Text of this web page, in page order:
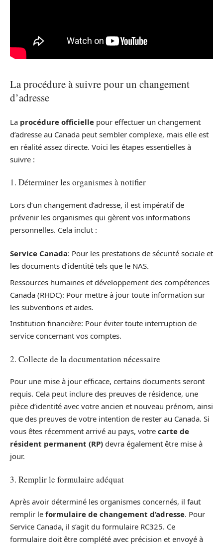
La procédure à suivre pour un changement
d’adresse
La procédure officielle pour effectuer un changement
d’adresse au Canada peut sembler complexe, mais elle est
en réalité assez directe. Voici les étapes essentielles à
suivre :
1. Déterminer les organismes à notifier
Lors d’un changement d’adresse, il est impératif de
prévenir les organismes qui gèrent vos informations
personnelles. Cela inclut :
Service Canada: Pour les prestations de sécurité sociale et
les documents d’identité tels que le NAS.
Ressources humaines et développement des compétences
Canada (RHDC): Pour mettre à jour toute information sur
les subventions et aides.
Institution financière: Pour éviter toute interruption de
service concernant vos comptes.
2. Collecte de la documentation nécessaire
Pour une mise à jour efficace, certains documents seront
requis. Cela peut inclure des preuves de résidence, une
pièce d’identité avec votre ancien et nouveau prénom, ainsi
que des preuves de votre intention de rester au Canada. Si
vous êtes récemment arrivé au pays, votre carte de
résident permanent (RP) devra également être mise à
jour.
3. Remplir le formulaire adéquat
Après avoir déterminé les organismes concernés, il faut
remplir le formulaire de changement d’adresse. Pour
Service Canada, il s’agit du formulaire RC325. Ce
formulaire doit être complété avec précision et envoyé à